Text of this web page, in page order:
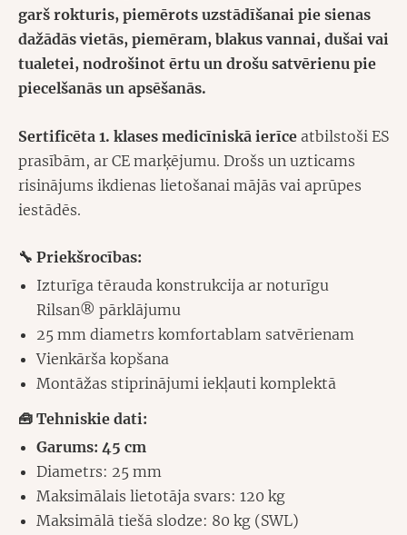
garš rokturis, piemērots uzstādīšanai pie sienas
dažādās vietās, piemēram, blakus vannai, dušai vai
tualetei, nodrošinot ērtu un drošu satvērienu pie
piecelšanās un apsēšanās.
Sertificēta 1. klases medicīniskā ierīce atbilstoši ES
prasībām, ar CE marķējumu. Drošs un uzticams
risinājums ikdienas lietošanai mājās vai aprūpes
iestādēs.
🔧 Priekšrocības:
Izturīga tērauda konstrukcija ar noturīgu
Rilsan® pārklājumu
25 mm diametrs komfortablam satvērienam
Vienkārša kopšana
Montāžas stiprinājumi iekļauti komplektā
🧰 Tehniskie dati:
Garums: 45 cm
Diametrs: 25 mm
Maksimālais lietotāja svars: 120 kg
Maksimālā tiešā slodze: 80 kg (SWL)